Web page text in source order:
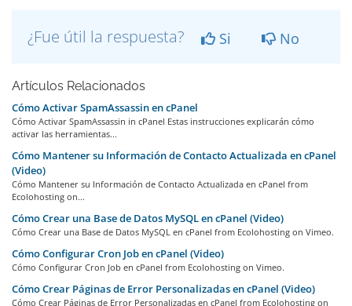
¿Fue útil la respuesta? Si No
Artículos Relacionados
Cómo Activar SpamAssassin en cPanel
Cómo Activar SpamAssassin in cPanel Estas instrucciones explicarán cómo
activar las herramientas...
Cómo Mantener su Información de Contacto Actualizada en cPanel
(Video)
Cómo Mantener su Información de Contacto Actualizada en cPanel from
Ecolohosting on...
Cómo Crear una Base de Datos MySQL en cPanel (Video)
Cómo Crear una Base de Datos MySQL en cPanel from Ecolohosting on Vimeo.
Cómo Configurar Cron Job en cPanel (Video)
Cómo Configurar Cron Job en cPanel from Ecolohosting on Vimeo.
Cómo Crear Páginas de Error Personalizadas en cPanel (Video)
Cómo Crear Páginas de Error Personalizadas en cPanel from Ecolohosting on